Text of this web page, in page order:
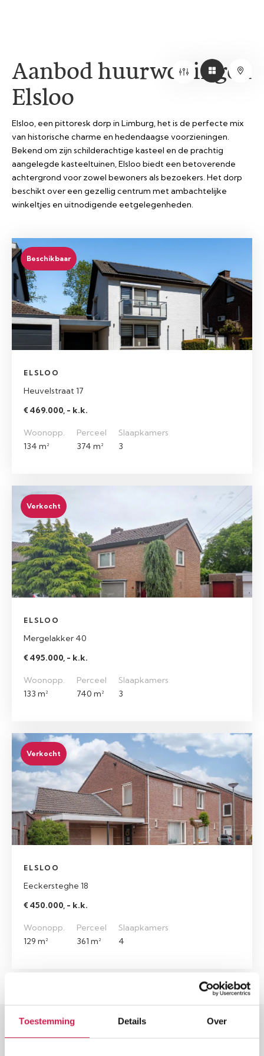
Toestemming Details Over
Aanbod huurwoningen
Elsloo
Elsloo, een pittoresk dorp in Limburg, het is de perfecte mix
van historische charme en hedendaagse voorzieningen.
Bekend om zijn schilderachtige kasteel en de prachtig
aangelegde kasteeltuinen, Elsloo biedt een betoverende
achtergrond voor zowel bewoners als bezoekers. Het dorp
beschikt over een gezellig centrum met ambachtelijke
winkeltjes en uitnodigende eetgelegenheden.
Beschikbaar
ELSLOO
Heuvelstraat 17
€ 469.000, - k.k.
Woonopp.
134 m²
Perceel
374 m²
Slaapkamers
3
Verkocht
ELSLOO
Mergelakker 40
€ 495.000, - k.k.
Woonopp.
133 m²
Perceel
740 m²
Slaapkamers
3
Verkocht
ELSLOO
Eeckersteghe 18
€ 450.000, - k.k.
Woonopp.
129 m²
Perceel
361 m²
Slaapkamers
4
RECENT BEKEKEN